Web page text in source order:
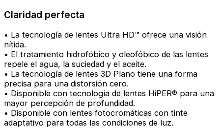
Claridad perfecta
• La tecnología de lentes Ultra HD™ ofrece una visión
nítida.
• El tratamiento hidrofóbico y oleofóbico de las lentes
repele el agua, la suciedad y el aceite.
• La tecnología de lentes 3D Plano tiene una forma
precisa para una distorsión cero.
• Disponible con tecnología de lentes HiPER® para una
mayor percepción de profundidad.
• Disponible con lentes fotocromáticas con tinte
adaptativo para todas las condiciones de luz.